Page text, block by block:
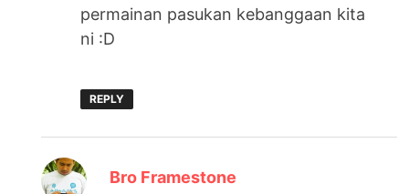
permainan pasukan kebanggaan kita
ni :D
REPLY
Bro Framestone